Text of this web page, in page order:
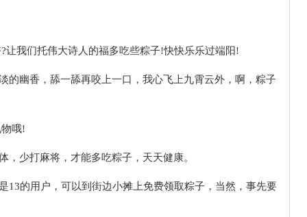
让我们托伟大诗人的福多吃些粽子!快快乐乐过端阳!
的幽香，舔一舔再咬上一口，我心飞上九霄云外，啊，粽子
哦!
，少打麻将，才能多吃粽子，天天健康。
13的用户，可以到街边小摊上免费领取粽子，当然，事先要